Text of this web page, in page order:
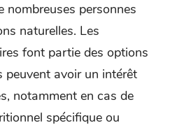
nombreuses personnes
naturelles. Les
font partie des options
peuvent avoir un intérêt
notamment en cas de
spécifique ou